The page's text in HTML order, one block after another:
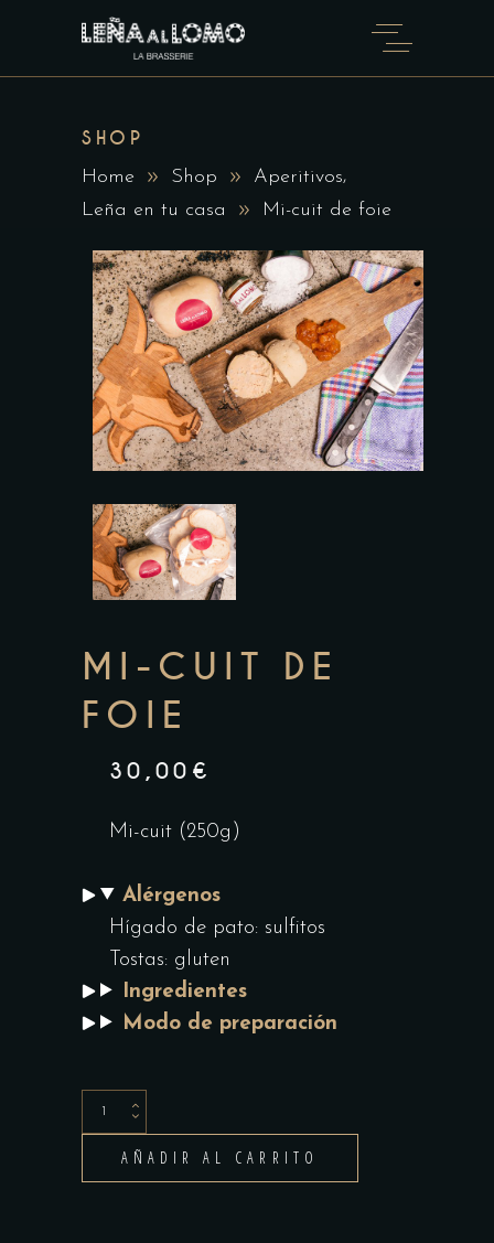
SHOP
Home Shop Aperitivos,
Leña en tu casa
Mi-cuit de foie
MI-CUIT DE
FOIE
30,00 €
Mi-cuit (250g)
Alérgenos
Hígado de pato: sulfitos
Tostas: gluten
Ingredientes
Modo de preparación
Mi-
cuit
AÑADIR AL CARRITO